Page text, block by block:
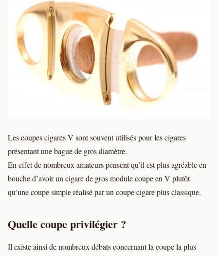
Les coupes cigares V sont souvent utilisés pour les cigares
présentant une bague de gros diamètre.
En effet de nombreux amateurs pensent qu’il est plus agréable en
bouche d’avoir un cigare de gros module coupe en V plutôt
qu’une coupe simple réalisé par un coupe cigare plus classique.
Quelle coupe privilégier ?
Il existe ainsi de nombreux débats concernant la coupe la plus